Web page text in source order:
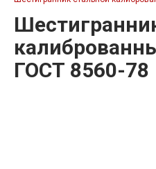
ГОСТ 8560-78